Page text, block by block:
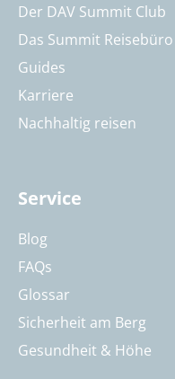
Der DAV Summit Club
Das Summit Reisebüro
Guides
Karriere
Nachhaltig reisen
Service
Blog
FAQs
Glossar
Sicherheit am Berg
Gesundheit & Höhe